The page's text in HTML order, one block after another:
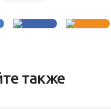
также